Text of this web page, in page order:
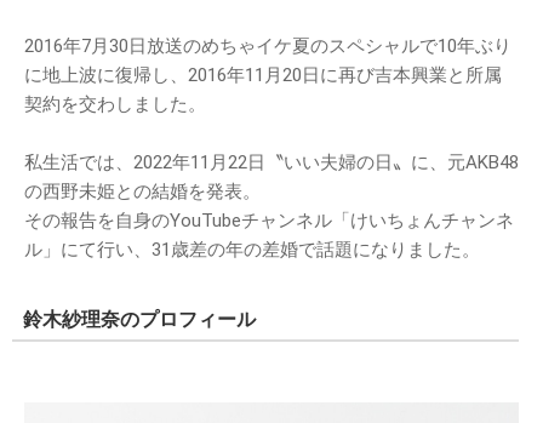
2016年7月30日放送のめちゃイケ夏のスペシャルで10年ぶり
に地上波に復帰し、2016年11月20日に再び吉本興業と所属
契約を交わしました。
私生活では、2022年11月22日〝いい夫婦の日〟に、元AKB48
の西野未姫との結婚を発表。
その報告を自身のYouTubeチャンネル「けいちょんチャンネ
ル」にて行い、31歳差の年の差婚で話題になりました。
鈴木紗理奈のプロフィール